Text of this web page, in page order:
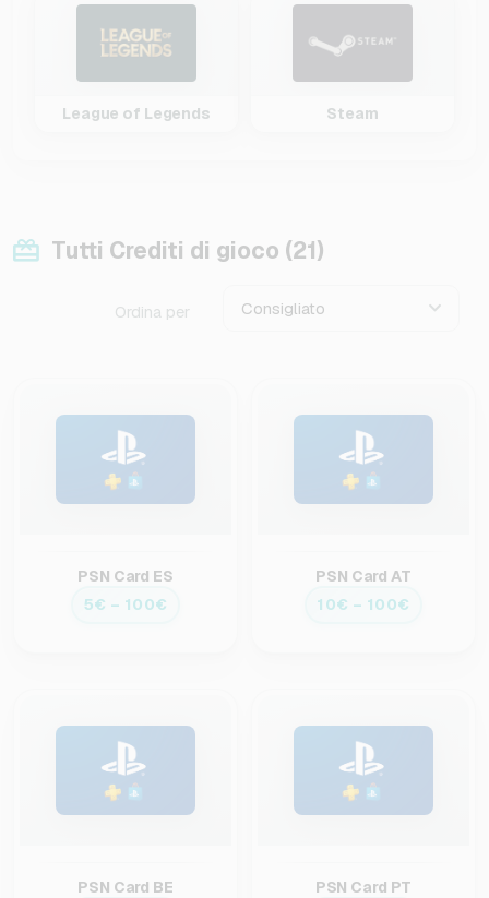
League of Legends Steam
Tutti Crediti di gioco (21)
Ordina per Consigliato
PSN Card ES
5€ – 100€
PSN Card AT
10€ – 100€
PSN Card BE
PSN Card PT